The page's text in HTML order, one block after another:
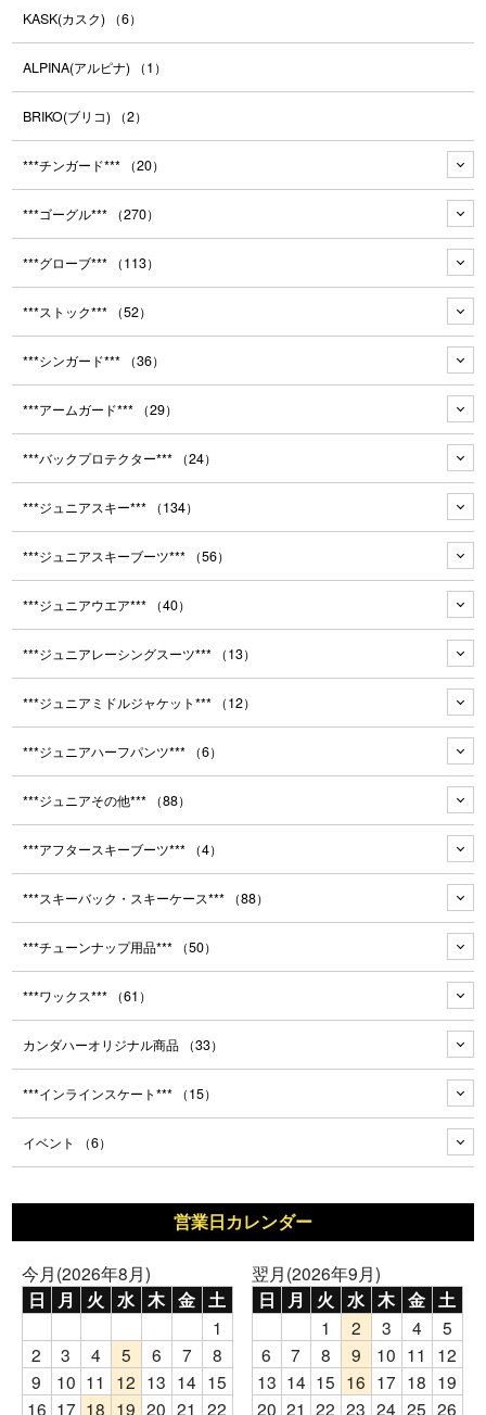
KASK(カスク) （6）
ALPINA(アルピナ) （1）
BRIKO(ブリコ) （2）
***チンガード*** （20）
***ゴーグル*** （270）
***グローブ*** （113）
***ストック*** （52）
***シンガード*** （36）
***アームガード*** （29）
***バックプロテクター*** （24）
***ジュニアスキー*** （134）
***ジュニアスキーブーツ*** （56）
***ジュニアウエア*** （40）
***ジュニアレーシングスーツ*** （13）
***ジュニアミドルジャケット*** （12）
***ジュニアハーフパンツ*** （6）
***ジュニアその他*** （88）
***アフタースキーブーツ*** （4）
***スキーバック・スキーケース*** （88）
***チューンナップ用品*** （50）
***ワックス*** （61）
カンダハーオリジナル商品 （33）
***インラインスケート*** （15）
イベント （6）
営業日カレンダー
今月(2026年8月)
日 月 火 水 木 金 土
1
2
3 4 5 6 7
8
9
10 11 12 13 14 15
16 17 18 19 20 21 22
翌月(2026年9月)
日 月 火 水 木 金 土
1 2 3 4
5
6
7 8 9 10 11
12
13 14 15 16 17 18 19
20 21 22 23 24 25 26